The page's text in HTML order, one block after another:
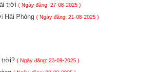
trời ( Ngày đăng: 27-08-2025 )
Hải Phòng ( Ngày đăng: 21-08-2025 )
trời? ( Ngày đăng: 23-09-2025 )